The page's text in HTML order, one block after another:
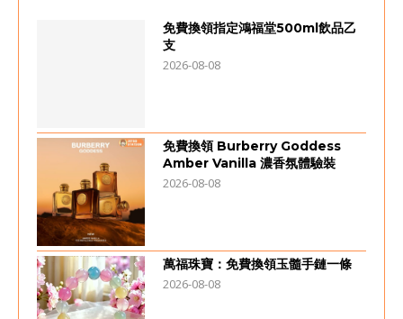
免費換領指定鴻福堂500ml飲品乙
支
2026-08-08
免費換領 Burberry Goddess
Amber Vanilla 濃香氛體驗裝
2026-08-08
萬福珠寶：免費換領玉髓手鏈一條
2026-08-08